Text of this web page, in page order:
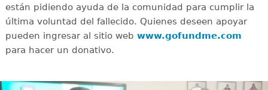
están pidiendo ayuda de la comunidad para cumplir la
última voluntad del fallecido. Quienes deseen apoyar
pueden ingresar al sitio web www.gofundme.com
para hacer un donativo.